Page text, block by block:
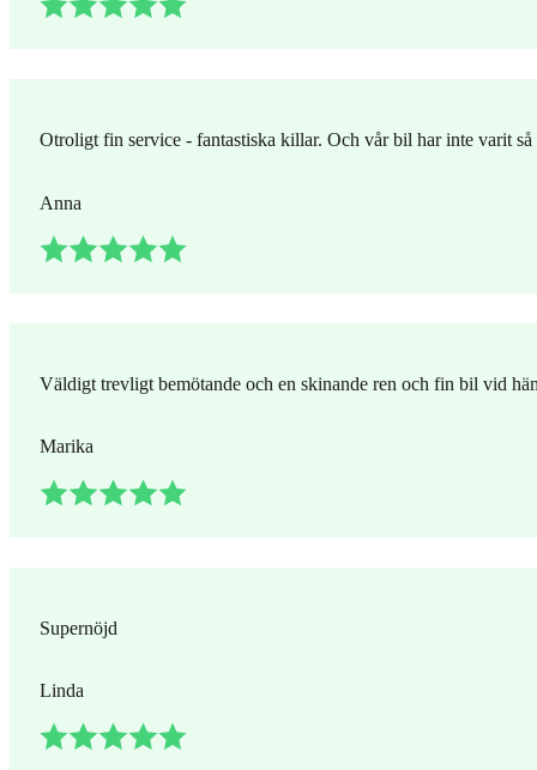
Otroligt fin service - fantastiska killar. Och vår bil har inte varit så
Anna
Väldigt trevligt bemötande och en skinande ren och fin bil vid
Marika
Supernöjd
Linda